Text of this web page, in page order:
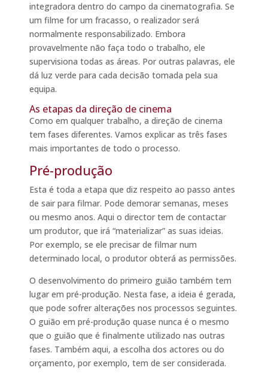
integradora dentro do campo da cinematografia. Se
um filme for um fracasso, o realizador será
normalmente responsabilizado. Embora
provavelmente não faça todo o trabalho, ele
supervisiona todas as áreas. Por outras palavras, ele
dá luz verde para cada decisão tomada pela sua
equipa.
As etapas da direção de cinema
Como em qualquer trabalho, a direção de cinema
tem fases diferentes. Vamos explicar as três fases
mais importantes de todo o processo.
Pré-produção
Esta é toda a etapa que diz respeito ao passo antes
de sair para filmar. Pode demorar semanas, meses
ou mesmo anos. Aqui o director tem de contactar
um produtor, que irá “materializar” as suas ideias.
Por exemplo, se ele precisar de filmar num
determinado local, o produtor obterá as permissões.
O desenvolvimento do primeiro guião também tem
lugar em pré-produção. Nesta fase, a ideia é gerada,
que pode sofrer alterações nos processos seguintes.
O guião em pré-produção quase nunca é o mesmo
que o guião que é finalmente utilizado nas outras
fases. Também aqui, a escolha dos actores ou do
orçamento, por exemplo, tem de ser considerada.